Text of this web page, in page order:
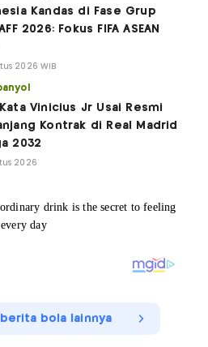
Kandas di Fase Grup
2026: Fokus FIFA ASEAN
2026 WIB
Vinicius Jr Usai Resmi
Kontrak di Real Madrid
2032
2026
bola lainnya